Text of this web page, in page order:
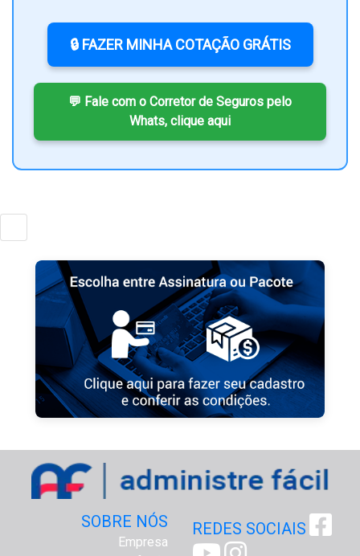
🔒 FAZER MINHA COTAÇÃO GRÁTIS
💬 Fale com o Corretor de Seguros pelo
Whats, clique aqui
SOBRE NÓS
Empresa
REDES SOCIAIS